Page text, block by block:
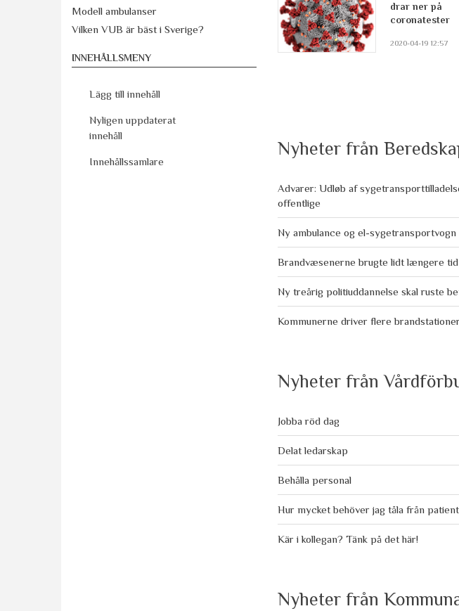
Modell ambulanser
Vilken VUB är bäst i Sverige?
INNEHÅLLSMENY
Lägg till innehåll
Nyligen uppdaterat
innehåll
Innehållssamlare
drar ner på
coronatester
2020-04-19 12:57
Nyheter från
Advarer: Udløb af
offentlige
Ny ambulance og el-sygetransportvogn
Brandvæsenerne brugte lidt længere
Ny treårig politiuddannelse skal ruste
Kommunerne driver flere
Nyheter från
Jobba röd dag
Delat ledarskap
Behålla personal
Hur mycket behöver jag tåla från
Kär i kollegan? Tänk på det här!
Nyheter från